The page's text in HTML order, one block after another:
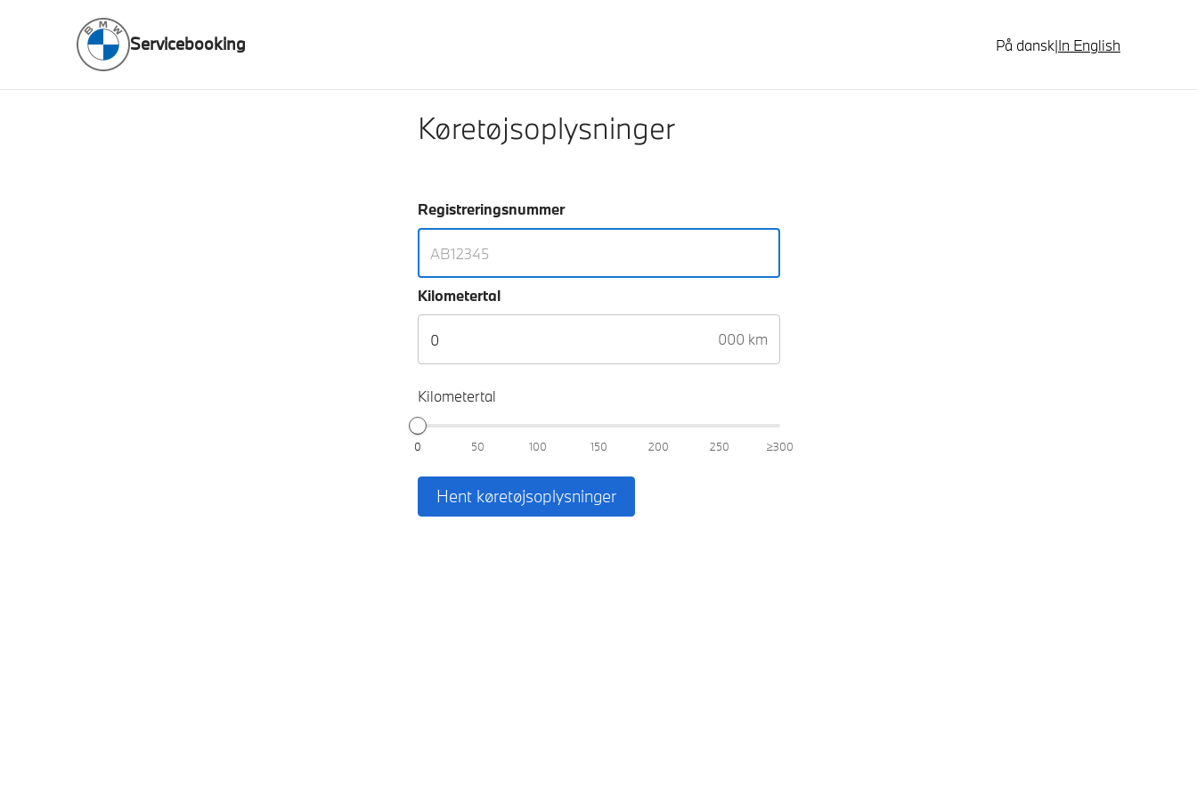
Servicebooking På dansk|In English
Køretøjsoplysninger
Registreringsnummer
Kilometertal
000 km
Kilometertal
0 50 100 150 200 250 ≥300
Hent køretøjsoplysninger